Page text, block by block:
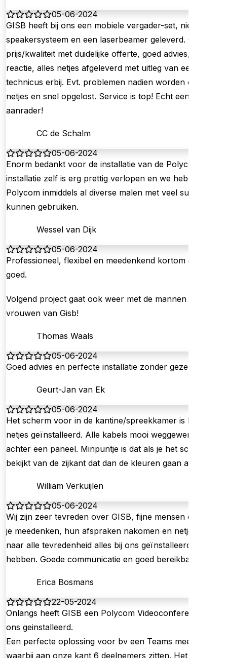
05-06-2024
GISB heeft bij ons een mobiele vergader-set, nieuw
speakersysteem en een laserbeamer geleverd. Goede
prijs/kwaliteit met duidelijke offerte, goed advies, snelle
reactie, alles netjes afgeleverd met uitleg van een
technicus erbij. Evt. problemen nadien worden ook
netjes en snel opgelost. Service is top! Echt een
aanrader!
CC de Schalm
05-06-2024
Enorm bedankt voor de installatie van de Polycom. De
installatie zelf is erg prettig verlopen en we hebben de
Polycom inmiddels al diverse malen met veel succes
kunnen gebruiken.
Wessel van Dijk
05-06-2024
Professioneel, flexibel en meedenkend kortom gewoon
goed.
Volgend project gaat ook weer met de mannen en
vrouwen van Gisb!
Thomas Waals
05-06-2024
Goed advies en perfecte installatie zonder gezeur. Top!
Geurt-Jan van Ek
05-06-2024
Het scherm voor in de kantine/spreekkamer is keurig
netjes geïnstalleerd. Alle kabels mooi weggewerkt
achter een paneel. Minpuntje is dat als je het scherm
bekijkt van de zijkant dat dan de kleuren gaan afwijken.
William Verkuijlen
05-06-2024
Wij zijn zeer tevreden over GISB, fijne mensen die met
je meedenken, hun afspraken nakomen en netjes en
naar alle tevredenheid alles bij ons geïnstalleerd
hebben. Goede communicatie en goed bereikbaar.
Erica Bosmans
22-05-2024
Onlangs heeft GISB een Polycom Videoconference bij
ons geinstalleerd.
Een perfecte oplossing voor bv een Teams meeting
waarbij aan onze kant 6 deelnemers zitten. Het